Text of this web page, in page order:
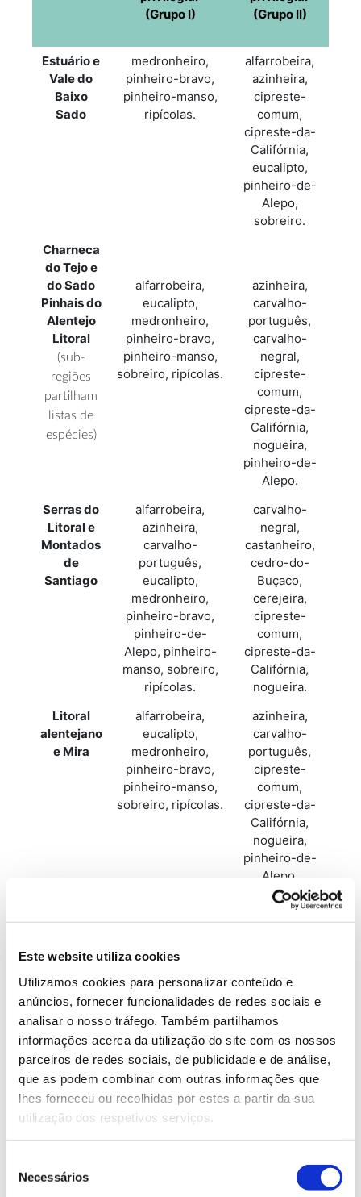
Este website utiliza cookies
Utilizamos cookies para personalizar conteúdo e
anúncios, fornecer funcionalidades de redes sociais e
analisar o nosso tráfego. Também partilhamos
informações acerca da utilização do site com os nossos
parceiros de redes sociais, de publicidade e de análise,
que as podem combinar com outras informações que
lhes forneceu ou recolhidas por estes a partir da sua
utilização dos respetivos serviços.
Necessários
(Grupo I)
(Grupo II)
Estuário e
Vale do
Baixo
Sado
medronheiro,
pinheiro-bravo,
pinheiro-manso,
ripícolas.
alfarrobeira,
azinheira,
cipreste-
comum,
cipreste-da-
Califórnia,
eucalipto,
pinheiro-de-
Alepo,
sobreiro.
Charneca
do Tejo e
do Sado
Pinhais do
Alentejo
Litoral
(sub-
regiões
partilham
listas de
espécies)
alfarrobeira,
eucalipto,
medronheiro,
pinheiro-bravo,
pinheiro-manso,
sobreiro, ripícolas.
azinheira,
carvalho-
português,
carvalho-
negral,
cipreste-
comum,
cipreste-da-
Califórnia,
nogueira,
pinheiro-de-
Alepo.
Serras do
Litoral e
Montados
de
Santiago
alfarrobeira,
azinheira,
carvalho-
português,
eucalipto,
medronheiro,
pinheiro-bravo,
pinheiro-de-
Alepo, pinheiro-
manso, sobreiro,
ripícolas.
carvalho-
negral,
castanheiro,
cedro-do-
Buçaco,
cerejeira,
cipreste-
comum,
cipreste-da-
Califórnia,
nogueira.
Litoral
alentejano
e Mira
alfarrobeira,
eucalipto,
medronheiro,
pinheiro-bravo,
pinheiro-manso,
sobreiro, ripícolas.
azinheira,
carvalho-
português,
cipreste-
comum,
cipreste-da-
Califórnia,
nogueira,
pinheiro-de-
Alepo.
e Serra do
azinheira,
português,
medronheiro,
nogueira,
pinheiro-bravo,
pinheiro-de-
Alepo, pinheiro-
manso, sobreiro,
ripícolas.
carvalho-
americano,
castanheiro,
Buçaco,
cerejeira,
cipreste-
comum,
cipreste-da-
Califórnia.
Nota: as
são indicadas para margens de
cursos de água (galerias ripícolas) e incluem, entre outras, o